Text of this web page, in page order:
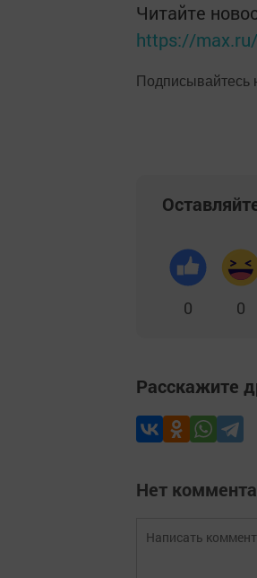
Читайте
https://
Подписывайтесь
0 0
Расскажите
Нет